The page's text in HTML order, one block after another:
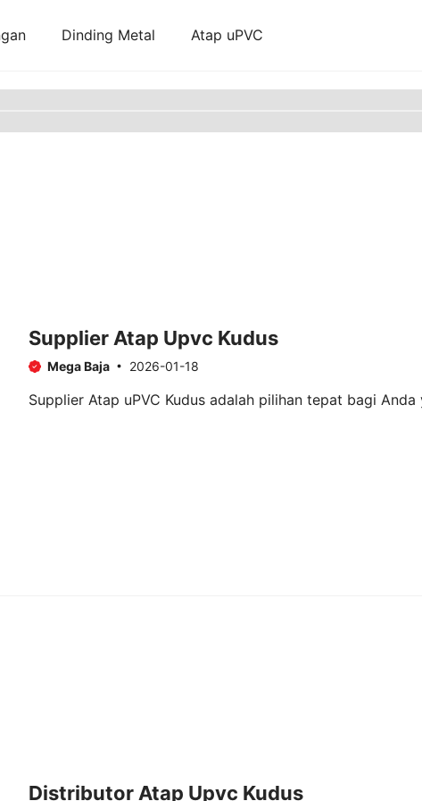
Dinding Metal Atap uPVC
Supplier Atap Upvc Kudus
Mega Baja 2026-01-18
Supplier Atap uPVC Kudus adalah pilihan tepat bagi
Distributor Atap Upvc Kudus